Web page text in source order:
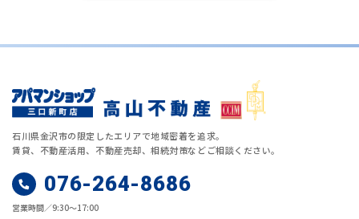
石川県金沢市の限定したエリアで地域密着を追求。
賃貸、不動産活用、不動産売却、相続対策などご相談ください。
076-264-8686
営業時間／9:30～17:00